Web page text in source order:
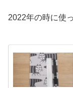
2022年の時に使